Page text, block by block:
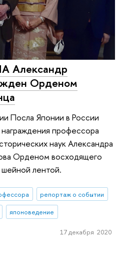
Александр
Орденом
Посла Японии в России
профессора
наук Александра
Орденом восходящего
лентой.
репортаж о событии
японоведение
17 декабря 2020